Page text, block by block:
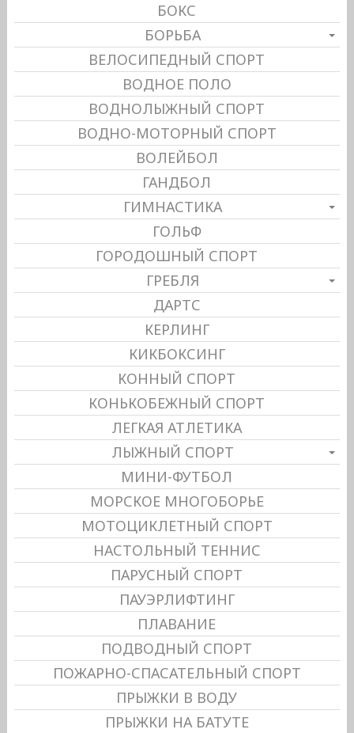
БОКС
БОРЬБА
ВЕЛОСИПЕДНЫЙ СПОРТ
ВОДНОЕ ПОЛО
ВОДНОЛЫЖНЫЙ СПОРТ
ВОДНО-МОТОРНЫЙ СПОРТ
ВОЛЕЙБОЛ
ГАНДБОЛ
ГИМНАСТИКА
ГОЛЬФ
ГОРОДОШНЫЙ СПОРТ
ГРЕБЛЯ
ДАРТС
КЕРЛИНГ
КИКБОКСИНГ
КОННЫЙ СПОРТ
КОНЬКОБЕЖНЫЙ СПОРТ
ЛЕГКАЯ АТЛЕТИКА
ЛЫЖНЫЙ СПОРТ
МИНИ-ФУТБОЛ
МОРСКОЕ МНОГОБОРЬЕ
МОТОЦИКЛЕТНЫЙ СПОРТ
НАСТОЛЬНЫЙ ТЕННИС
ПАРУСНЫЙ СПОРТ
ПАУЭРЛИФТИНГ
ПЛАВАНИЕ
ПОДВОДНЫЙ СПОРТ
ПОЖАРНО-СПАСАТЕЛЬНЫЙ СПОРТ
ПРЫЖКИ В ВОДУ
ПРЫЖКИ НА БАТУТЕ